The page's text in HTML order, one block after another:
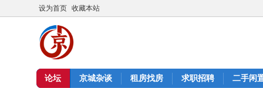
设为首页 收藏本站
论坛 京城杂谈 租房找房 求职招聘 二手闲